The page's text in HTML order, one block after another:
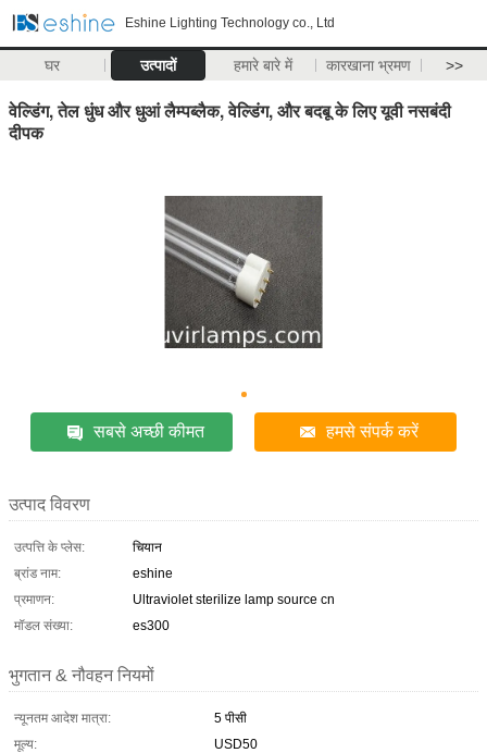
Eshine Lighting Technology co., Ltd
घर उत्पादों हमारे बारे में कारखाना भ्रमण >>
वेल्डिंग, तेल धुंध और धुआं लैम्पब्लैक, वेल्डिंग, और बदबू के लिए यूवी नसबंदी
दीपक
सबसे अच्छी कीमत हमसे संपर्क करें
उत्पाद विवरण
उत्पत्ति के प्लेस:
चियान
ब्रांड नाम:
eshine
प्रमाणन:
Ultraviolet sterilize lamp source cn
मॉडल संख्या:
es300
भुगतान & नौवहन नियमों
न्यूनतम आदेश मात्रा:
5 पीसी
मूल्य:
USD50